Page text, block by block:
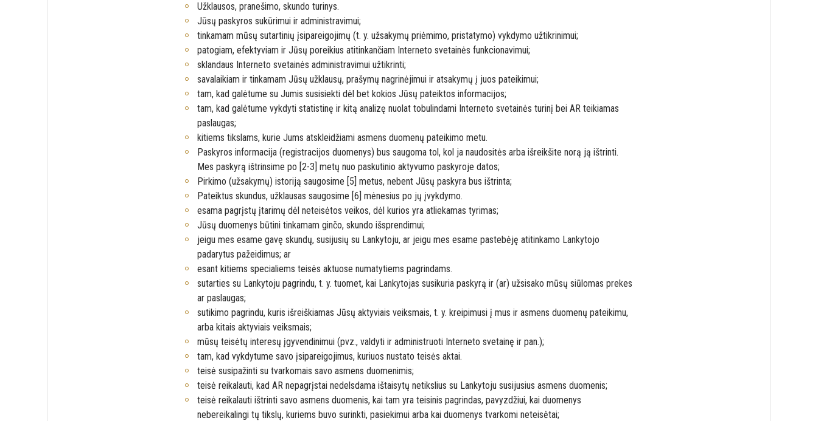
Užklausos, pranešimo, skundo turinys.
Jūsų paskyros sukūrimui ir administravimui;
tinkamam mūsų sutartinių įsipareigojimų (t. y. užsakymų priėmimo, pristatymo) vykdymo užtikrinimui;
patogiam, efektyviam ir Jūsų poreikius atitinkančiam Interneto svetainės funkcionavimui;
sklandaus Interneto svetainės administravimui užtikrinti;
savalaikiam ir tinkamam Jūsų užklausų, prašymų nagrinėjimui ir atsakymų į juos pateikimui;
tam, kad galėtume su Jumis susisiekti dėl bet kokios Jūsų pateiktos informacijos;
tam, kad galėtume vykdyti statistinę ir kitą analizę nuolat tobulindami Interneto svetainės turinį bei AR teikiamas
paslaugas;
kitiems tikslams, kurie Jums atskleidžiami asmens duomenų pateikimo metu.
Paskyros informacija (registracijos duomenys) bus saugoma tol, kol ja naudositės arba išreikšite norą ją ištrinti.
Mes paskyrą ištrinsime po [2-3] metų nuo paskutinio aktyvumo paskyroje datos;
Pirkimo (užsakymų) istoriją saugosime [5] metus, nebent Jūsų paskyra bus ištrinta;
Pateiktus skundus, užklausas saugosime [6] mėnesius po jų įvykdymo.
esama pagrįstų įtarimų dėl neteisėtos veikos, dėl kurios yra atliekamas tyrimas;
Jūsų duomenys būtini tinkamam ginčo, skundo išsprendimui;
jeigu mes esame gavę skundų, susijusių su Lankytoju, ar jeigu mes esame pastebėję atitinkamo Lankytojo
padarytus pažeidimus; ar
esant kitiems specialiems teisės aktuose numatytiems pagrindams.
sutarties su Lankytoju pagrindu, t. y. tuomet, kai Lankytojas susikuria paskyrą ir (ar) užsisako mūsų siūlomas prekes
ar paslaugas;
sutikimo pagrindu, kuris išreiškiamas Jūsų aktyviais veiksmais, t. y. kreipimusi į mus ir asmens duomenų pateikimu,
arba kitais aktyviais veiksmais;
mūsų teisėtų interesų įgyvendinimui (pvz., valdyti ir administruoti Interneto svetainę ir pan.);
tam, kad vykdytume savo įsipareigojimus, kuriuos nustato teisės aktai.
teisė susipažinti su tvarkomais savo asmens duomenimis;
teisė reikalauti, kad AR nepagrįstai nedelsdama ištaisytų netikslius su Lankytoju susijusius asmens duomenis;
teisė reikalauti ištrinti savo asmens duomenis, kai tam yra teisinis pagrindas, pavyzdžiui, kai duomenys
nebereikalingi tų tikslų, kuriems buvo surinkti, pasiekimui arba kai duomenys tvarkomi neteisėtai;